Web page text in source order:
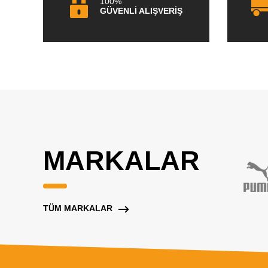
GÜVENLİ ALIŞVERİŞ
MARKALAR
TÜM MARKALAR